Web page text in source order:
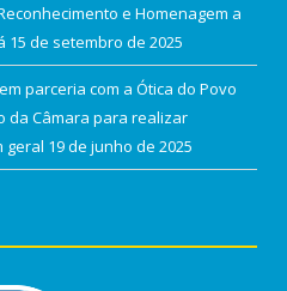
e Homenagem a
15 de setembro de 2025
parceria com a Ótica do Povo
da Câmara para realizar
geral 19 de junho de 2025